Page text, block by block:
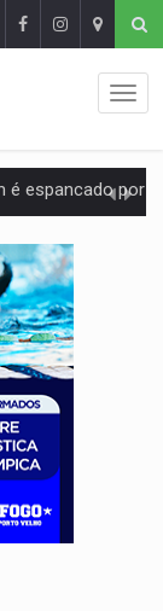
após colombiana furtar
afetar produtividade e rotina
será mais suficiente para
base secreta no satélite
carro que era rebocado para oficina
na frente do bar
lança chamada para fortalecer
mas produz pouco e